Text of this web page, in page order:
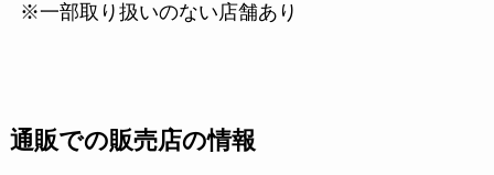
※一部取り扱いのない店舗あり
通販での販売店の情報